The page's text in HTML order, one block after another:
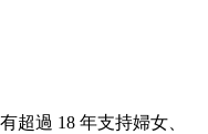
超過 18 年支持婦女、